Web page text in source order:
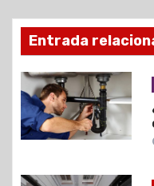
ó
n
d
e
e
Entrada